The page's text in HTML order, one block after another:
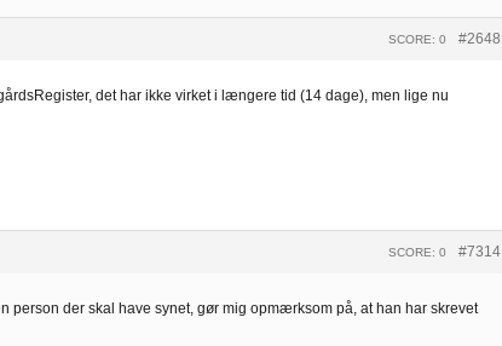
#2648
SCORE: 0
det har ikke virket i længere tid (14 dage), men lige nu
#7314
SCORE: 0
person der skal have synet, gør mig opmærksom på, at han har skrevet